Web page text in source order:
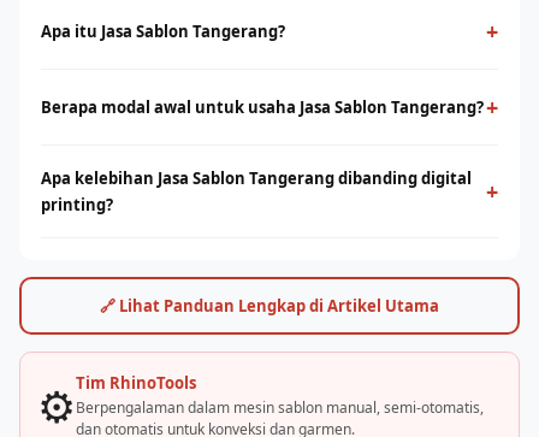
Apa itu Jasa Sablon Tangerang? +
menggunakan screen dan tinta yang ditekan ke permukaan
Berapa modal awal untuk usaha Jasa Sablon Tangerang?+
starter manual hingga mesin otomatis. Konsultasikan dengan
tim Rhino Indonesia untuk simulasi usaha sesuai budget Anda.
Apa kelebihan Jasa Sablon Tangerang dibanding digital
printing?
+
rendah. Digital printing (DTF/sublimasi) unggul untuk order
satuan, full-color, dan desain detail. Keduanya bisa saling
🔗 Lihat Panduan Lengkap di Artikel Utama
⚙️Tim RhinoTools
Berpengalaman dalam mesin sablon manual, semi-otomatis,
dan otomatis untuk konveksi dan garmen.